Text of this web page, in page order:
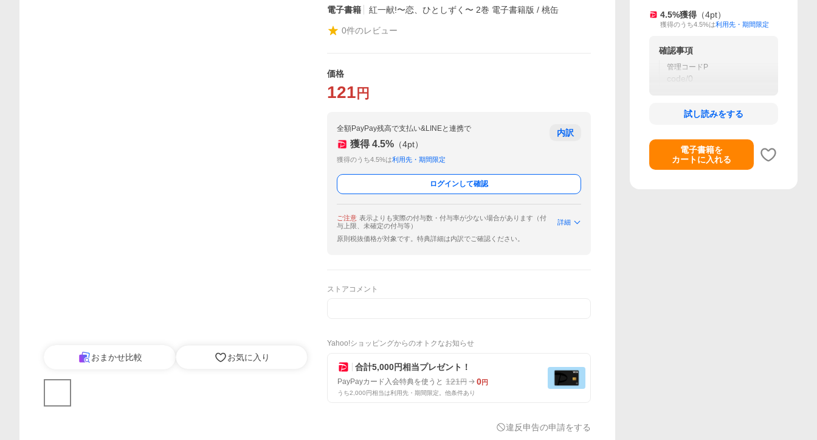
おまかせ比較 お気に入り
電子書籍 紅一献!〜恋、ひとしずく〜 2巻 電子書籍版 / 桃缶
0件のレビュー
価格
121 円
全額PayPay残高で支払い&LINEと連携で
獲得 4.5% （4pt）
獲得のうち4.5%は利用先・期間限定
内訳
ログインして確認
ご注意 表示よりも実際の付与数・付与率が少ない場合があります（付
与上限、未確定の付与等）
詳細
原則税抜価格が対象です。特典詳細は内訳でご確認ください。
ストアコメント
Yahoo!ショッピングからのオトクなお知らせ
合計5,000円相当プレゼント！
PayPayカード入会特典を使うと 121円 0円
うち2,000円相当は利用先・期間限定。他条件あり
違反申告の申請をする
4.5%獲得 （4pt）
獲得のうち4.5%は利用先・期間限定
確認事項
管理コードP
code/0
試し読みをする
電子書籍を
カートに入れる